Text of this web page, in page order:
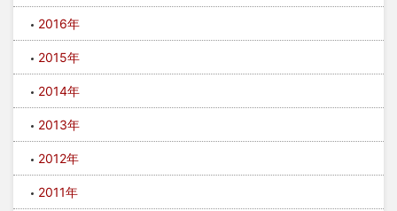
2016年
2015年
2014年
2013年
2012年
2011年